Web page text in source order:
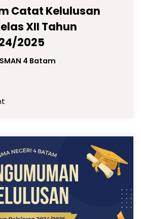
Catat Kelulusan
XII Tahun
2025
SMAN 4 Batam